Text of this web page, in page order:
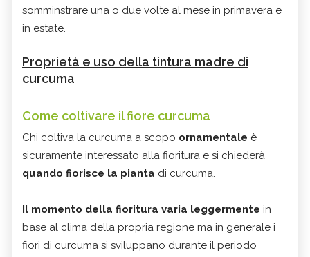
somminstrare una o due volte al mese in primavera e
in estate.
Proprietà e uso della tintura madre di
curcuma
Come coltivare il fiore curcuma
Chi coltiva la curcuma a scopo ornamentale è
sicuramente interessato alla fioritura e si chiederà
quando fiorisce la pianta di curcuma.
Il momento della fioritura varia leggermente in
base al clima della propria regione ma in generale i
fiori di curcuma si sviluppano durante il periodo